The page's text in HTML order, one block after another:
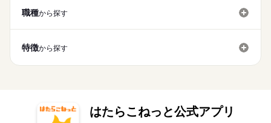
職種から探す
特徴から探す
はたらこねっと公式アプリ